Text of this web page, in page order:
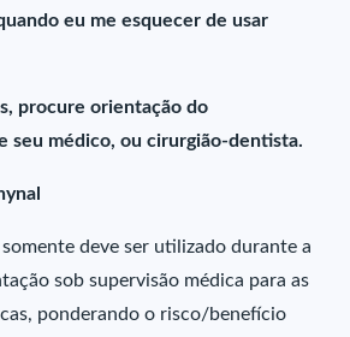
eu me esquecer de usar
procure orientação do
seu médico, ou cirurgião-dentista.
deve ser utilizado durante a
sob supervisão médica para as
ponderando o risco/benefício